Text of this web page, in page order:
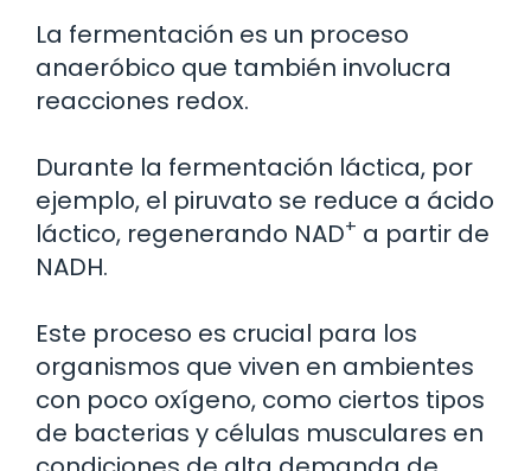
La fermentación es un proceso
anaeróbico que también involucra
reacciones redox.
Durante la fermentación láctica, por
ejemplo, el piruvato se reduce a ácido
láctico, regenerando NAD+ a partir de
NADH.
Este proceso es crucial para los
organismos que viven en ambientes
con poco oxígeno, como ciertos tipos
de bacterias y células musculares en